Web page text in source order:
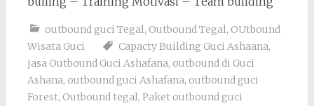
outbound guci Tegal, Outbound Tegal, OUtbound
Wisata Guci
Capacty Building Guci Ashaana,
jasa Outbound Guci Ashafana, outbound di Guci
Ashana, outbound guci Ashafana, outbound guci
Forest, Outbound tegal, Paket outbound guci